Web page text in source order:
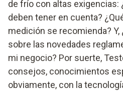
de frío con altas exigencias:
deben tener en cuenta?
medición se recomienda?
sobre las novedades
mi negocio? Por suerte,
consejos, conocimientos
obviamente, con la